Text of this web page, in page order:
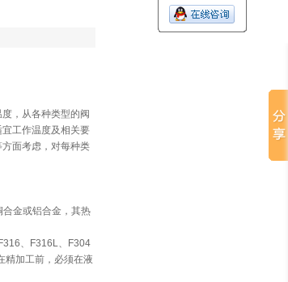
，从各种类型的阀
工作温度及相关要
面考虑，对每种类
金或铝合金，其热
、F316L、F304
精加工前，必须在液